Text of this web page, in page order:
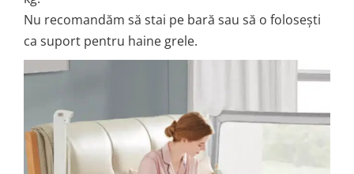
Nu recomandăm să stai pe bară sau să o folosești
ca suport pentru haine grele.